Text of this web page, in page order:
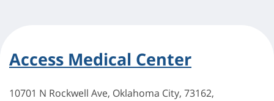
Access Medical Center
10701 N Rockwell Ave, Oklahoma City, 73162,